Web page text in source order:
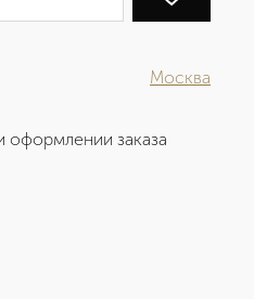
Москва
оформлении заказа